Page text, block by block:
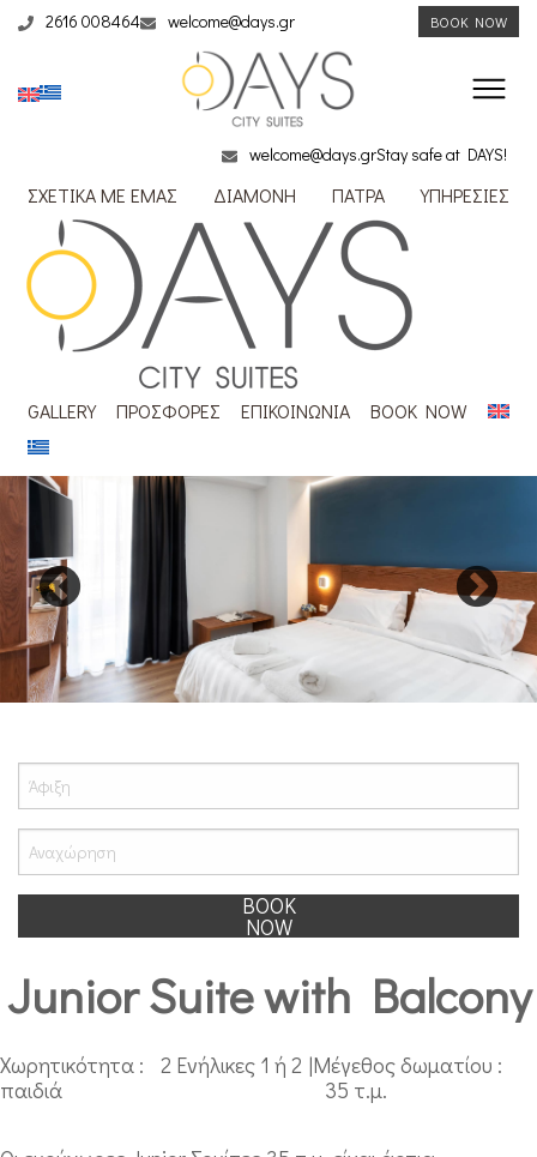
2616 008464 welcome@days.gr BOOK NOW
welcome@days.grStay safe at DAYS!
ΣΧΕΤΙΚΑ ΜΕ ΕΜΑΣ ΔΙΑΜΟΝΗ ΠΑΤΡΑ ΥΠΗΡΕΣΙΕΣ
GALLERY ΠΡΟΣΦΟΡΕΣ ΕΠΙΚΟΙΝΩΝΙΑ BOOK NOW
BOOK
NOW
Junior Suite with Balcony
Χωρητικότητα :
2 Ενήλικες 1 ή 2
παιδιά
|Μέγεθος δωματίου :
35 τ.μ.